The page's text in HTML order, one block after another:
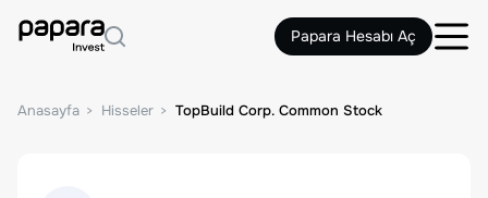
Papara Hesabı Aç
Anasayfa Hisseler TopBuild Corp. Common Stock